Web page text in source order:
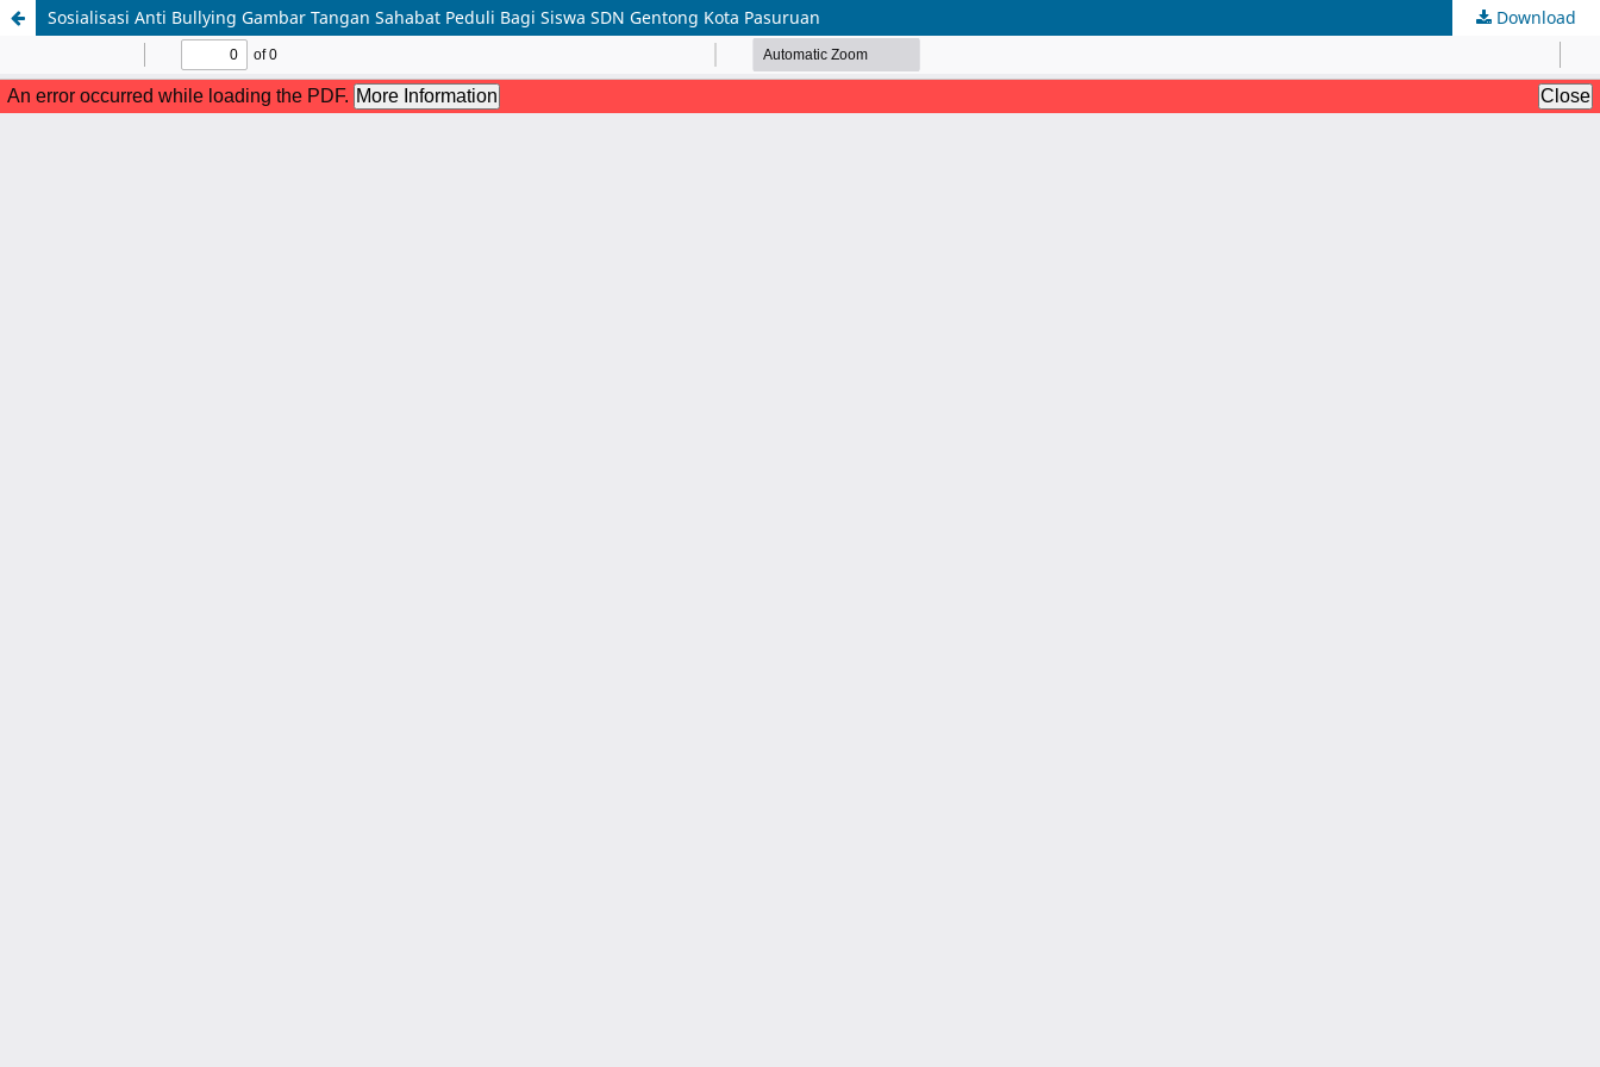
Sosialisasi Anti Bullying Gambar Tangan Sahabat Peduli Bagi Siswa SDN Gentong Kota Pasuruan Download